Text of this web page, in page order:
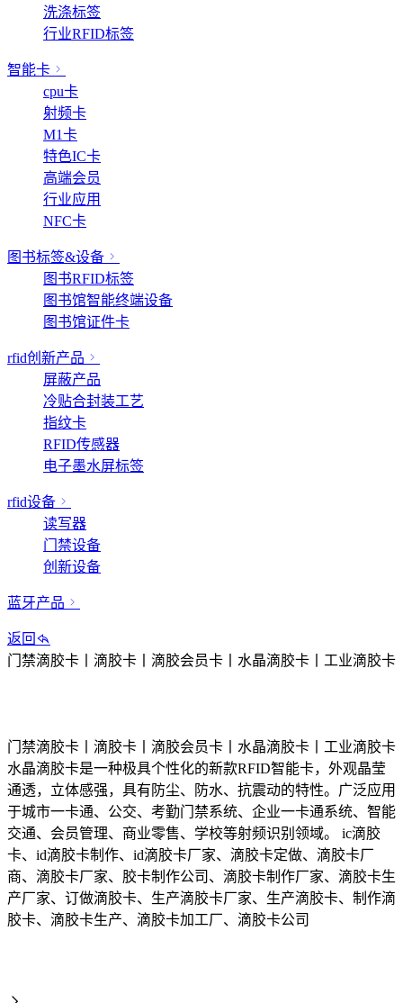
洗涤标签
行业RFID标签
智能卡
cpu卡
射频卡
M1卡
特色IC卡
高端会员
行业应用
NFC卡
图书标签&设备
图书RFID标签
图书馆智能终端设备
图书馆证件卡
rfid创新产品
屏蔽产品
冷贴合封装工艺
指纹卡
RFID传感器
电子墨水屏标签
rfid设备
读写器
门禁设备
创新设备
蓝牙产品
返回
门禁滴胶卡丨滴胶卡丨滴胶会员卡丨水晶滴胶卡丨工业滴胶卡
门禁滴胶卡丨滴胶卡丨滴胶会员卡丨水晶滴胶卡丨工业滴胶卡
水晶滴胶卡是一种极具个性化的新款RFID智能卡，外观晶莹
通透，立体感强，具有防尘、防水、抗震动的特性。广泛应用
于城市一卡通、公交、考勤门禁系统、企业一卡通系统、智能
交通、会员管理、商业零售、学校等射频识别领域。 ic滴胶
卡、id滴胶卡制作、id滴胶卡厂家、滴胶卡定做、滴胶卡厂
商、滴胶卡厂家、胶卡制作公司、滴胶卡制作厂家、滴胶卡生
产厂家、订做滴胶卡、生产滴胶卡厂家、生产滴胶卡、制作滴
胶卡、滴胶卡生产、滴胶卡加工厂、滴胶卡公司